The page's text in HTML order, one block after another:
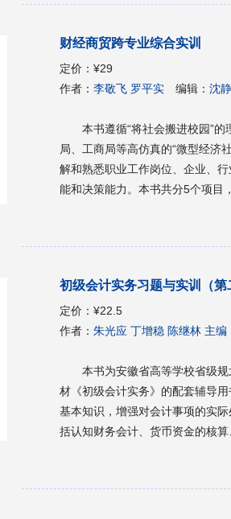
财经商贸跨专业综合实训
定价：¥29
作者：李敬飞 罗平实 编辑：沈
本书遵循“将社会搬进校园”
局、工商局等高仿真的“微型经济
解和熟悉职业工作岗位、企业、
能和决策能力。本书共分5个项目
训、企业外部岗位实训及电子沙
初级会计实务习题与实训（第
定价：¥22.5
作者：朱光应 丁增稳 陈继林 主编
本书为安徽省高等学校省级
材《初级会计实务》的配套辅导
基本知识，增强对会计事项的实
括认知财务会计、货币资金的核
产的核算、无形资产及其他资产
检测学习效果。